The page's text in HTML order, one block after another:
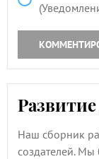
Наш сборник
создателей.